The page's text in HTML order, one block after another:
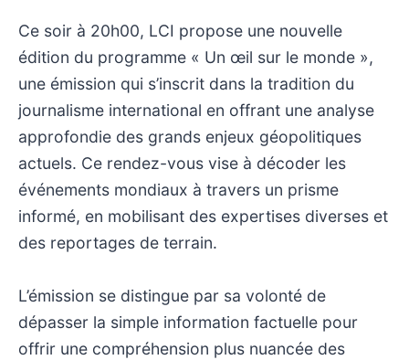
Ce soir à 20h00, LCI propose une nouvelle
édition du programme « Un œil sur le monde »,
une émission qui s’inscrit dans la tradition du
journalisme international en offrant une analyse
approfondie des grands enjeux géopolitiques
actuels. Ce rendez-vous vise à décoder les
événements mondiaux à travers un prisme
informé, en mobilisant des expertises diverses et
des reportages de terrain.
L’émission se distingue par sa volonté de
dépasser la simple information factuelle pour
offrir une compréhension plus nuancée des